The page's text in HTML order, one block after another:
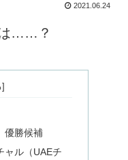
2021.06.24
は……？
優勝候補
ル（UAEチ